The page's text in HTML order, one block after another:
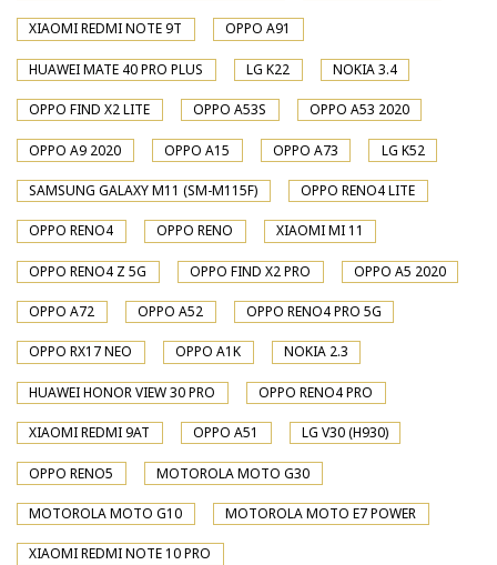
XIAOMI REDMI NOTE 9T OPPO A91
HUAWEI MATE 40 PRO PLUS LG K22 NOKIA 3.4
OPPO FIND X2 LITE OPPO A53S OPPO A53 2020
OPPO A9 2020 OPPO A15 OPPO A73 LG K52
SAMSUNG GALAXY M11 (SM-M115F) OPPO RENO4 LITE
OPPO RENO4 OPPO RENO XIAOMI MI 11
OPPO RENO4 Z 5G OPPO FIND X2 PRO OPPO A5 2020
OPPO A72 OPPO A52 OPPO RENO4 PRO 5G
OPPO RX17 NEO OPPO A1K NOKIA 2.3
HUAWEI HONOR VIEW 30 PRO OPPO RENO4 PRO
XIAOMI REDMI 9AT OPPO A51 LG V30 (H930)
OPPO RENO5 MOTOROLA MOTO G30
MOTOROLA MOTO G10 MOTOROLA MOTO E7 POWER
XIAOMI REDMI NOTE 10 PRO